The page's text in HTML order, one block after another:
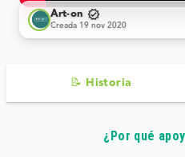
Art-on verified
Creada 19 nov 2020
📝 Historia
¿Por qué